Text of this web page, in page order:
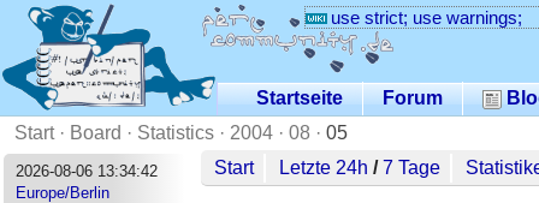
use strict; use warnings;
Startseite Forum
Start· Board · Statistics · 2004 · 08 · 05
2026-08-06 13:34:42
Europe/Berlin
Start Letzte 24h /7 Tage